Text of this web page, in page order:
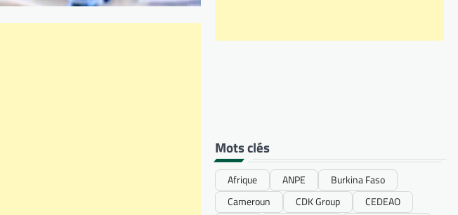
Mots clés
Afrique ANPE
Burkina Faso
Cameroun
CDK Group
CEDEAO